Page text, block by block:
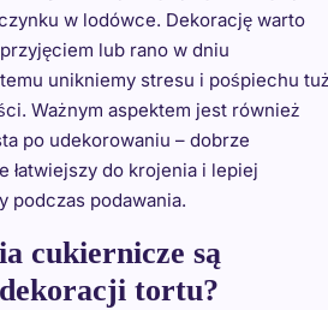
w lodówce. Dekorację warto
lub rano w dniu
unikniemy stresu i pośpiechu
Ważnym aspektem jest również
po udekorowaniu – dobrze
łatwiejszy do krojenia i lepiej
podczas podawania.
cukiernicze są
tortu?